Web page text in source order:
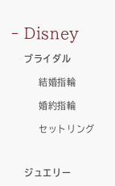
Disney
ブライダル
結婚指輪
婚約指輪
セットリング
ジュエリー